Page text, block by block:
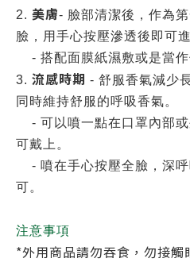
2. 美膚- 臉部清潔後，作為
臉，用手心按壓滲透後即可
- 搭配面膜紙濕敷或是當作
3. 流感時期 - 舒服香氣減少
同時維持舒服的呼吸香氣。
- 可以噴一點在口罩內部或
可戴上。
- 噴在手心按壓全臉，深呼
可。
注意事項
*外用商品請勿吞食，勿接